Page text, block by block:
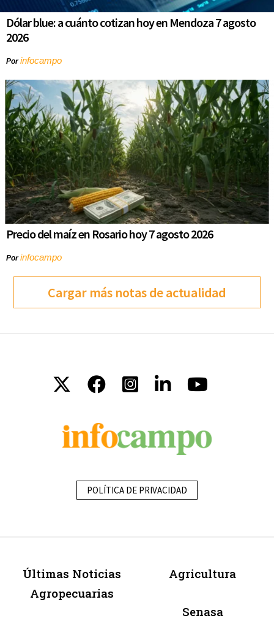
Dólar blue: a cuánto cotizan hoy en Mendoza 7 agosto
2026
Porinfocampo
Precio del maíz en Rosario hoy 7 agosto 2026
Porinfocampo
Cargar más notas de actualidad
POLÍTICA DE PRIVACIDAD
Últimas Noticias
Agropecuarias
Agricultura
Senasa